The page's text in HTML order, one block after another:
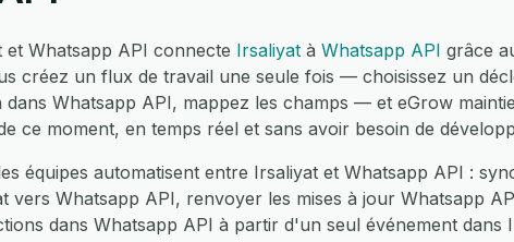
et Whatsapp API connecte Irsaliyat à Whatsapp API grâce
créez un flux de travail une seule fois — choisissez un
Whatsapp API, mappez les champs — et eGrow
ce moment, en temps réel et sans avoir besoin de
équipes automatisent entre Irsaliyat et Whatsapp API :
vers Whatsapp API, renvoyer les mises à jour Whatsapp
dans Whatsapp API à partir d'un seul événement dans